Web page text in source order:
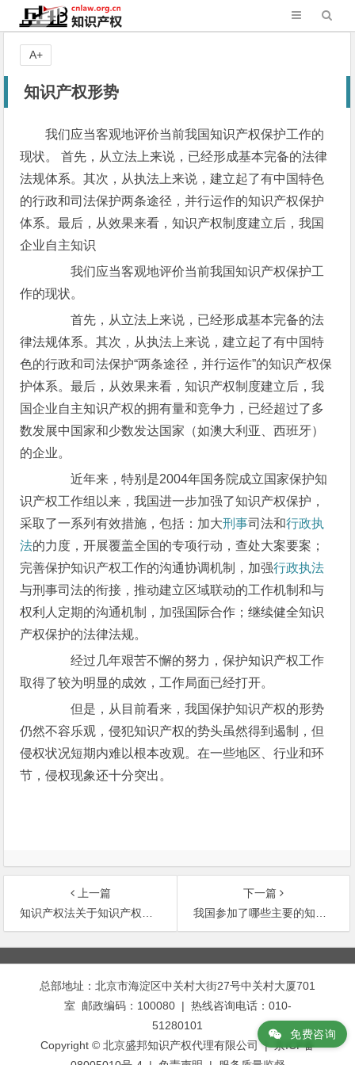
知识产权形势
我们应当客观地评价当前我国知识产权保护工作的
现状。 首先，从立法上来说，已经形成基本完备的法律
法规体系。其次，从执法上来说，建立起了有中国特色
的行政和司法保护两条途径，并行运作的知识产权保护
体系。最后，从效果来看，知识产权制度建立后，我国
企业自主知识
我们应当客观地评价当前我国知识产权保护工
作的现状。
首先，从立法上来说，已经形成基本完备的法
律法规体系。其次，从执法上来说，建立起了有中国特
色的行政和司法保护“两条途径，并行运作”的知识产权保
护体系。最后，从效果来看，知识产权制度建立后，我
国企业自主知识产权的拥有量和竞争力，已经超过了多
数发展中国家和少数发达国家（如澳大利亚、西班牙）
的企业。
近年来，特别是2004年国务院成立国家保护知
识产权工作组以来，我国进一步加强了知识产权保护，
采取了一系列有效措施，包括：加大刑事司法和行政执
法的力度，开展覆盖全国的专项行动，查处大案要案；
完善保护知识产权工作的沟通协调机制，加强行政执法
与刑事司法的衔接，推动建立区域联动的工作机制和与
权利人定期的沟通机制，加强国际合作；继续健全知识
产权保护的法律法规。
经过几年艰苦不懈的努力，保护知识产权工作
取得了较为明显的成效，工作局面已经打开。
但是，从目前看来，我国保护知识产权的形势
仍然不容乐观，侵犯知识产权的势头虽然得到遏制，但
侵权状况短期内难以根本改观。在一些地区、行业和环
节，侵权现象还十分突出。
A+
上一篇
知识产权法关于知识产权是私权
下一篇
我国参加了哪些主要的知识产权保护国际公约？
文
章
总部地址：北京市海淀区中关村大街27号中关村大厦701
室 邮政编码：100080 | 热线咨询电话：010-
51280101
Copyright © 北京盛邦知识产权代理有限公司 | 京ICP备
免费咨询